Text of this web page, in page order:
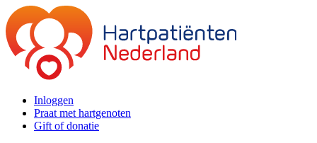
Inloggen
Praat met hartgenoten
Gift of donatie